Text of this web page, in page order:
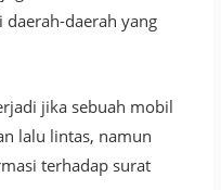
daerah yang
jika sebuah mobil
lalu lintas, namun
terhadap surat